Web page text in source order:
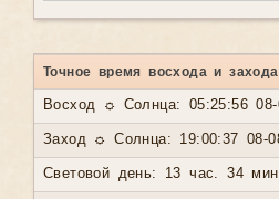
Точное время восхода и
Восход ☼ Солнца: 05:25:56 08-
Заход ☼ Солнца: 19:00:37 08-
Световой день: 13 час. 34